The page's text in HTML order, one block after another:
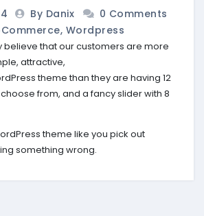
By Danix
0 Comments
, Wordpress
believe that our customers are more
attractive,
theme than they are having 12
from, and a fancy slider with 8
theme like you pick out
something wrong.